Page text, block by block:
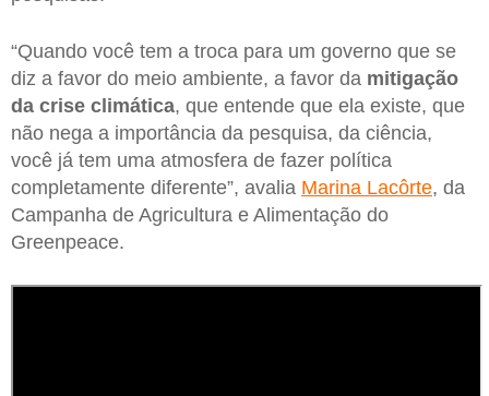
“Quando você tem a troca para um governo que se
diz a favor do meio ambiente, a favor da mitigação
da crise climática, que entende que ela existe, que
não nega a importância da pesquisa, da ciência,
você já tem uma atmosfera de fazer política
completamente diferente”, avalia Marina Lacôrte, da
Campanha de Agricultura e Alimentação do
Greenpeace.